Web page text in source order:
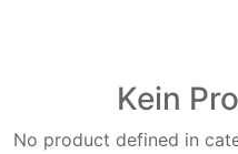
Kein
No product defined in